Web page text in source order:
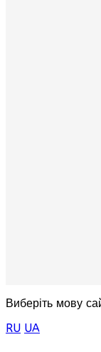
Виберіть мову
RU UA